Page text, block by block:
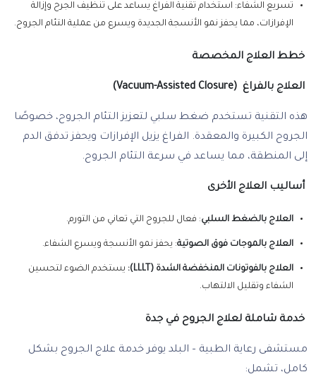
تسريع الشفاء: استخدام تقنية الفراغ يساعد على تنظيف الجرح وإزالة
الإفرازات، مما يحفز نمو الأنسجة الجديدة ويسرع من عملية التئام الجروح.
خطط العلاج المخصصة
العلاج بالفراغ (Vacuum-Assisted Closure)
هذه التقنية تستخدم ضغط سلبي لتعزيز التئام الجروح، خصوصًا
الجروح الكبيرة والمعقدة. الفراغ يزيل الإفرازات ويحفز تدفق الدم
إلى المنطقة، مما يساعد في سرعة التئام الجروح.
أساليب العلاج الأخرى
العلاج بالضغط السلبي: فعال للجروح التي تعاني من التورم.
العلاج بالموجات فوق الصوتية: يحفز نمو الأنسجة ويسرع الشفاء.
العلاج بالفوتونات المنخفضة الشدة (LLLT):
يستخدم الضوء لتحسين
الشفاء وتقليل الالتهاب.
خدمة شاملة لعلاج الجروح في جدة
مستشفى رعاية الطبية – البلد يوفر خدمة علاج الجروح بشكل
كامل، تشمل: